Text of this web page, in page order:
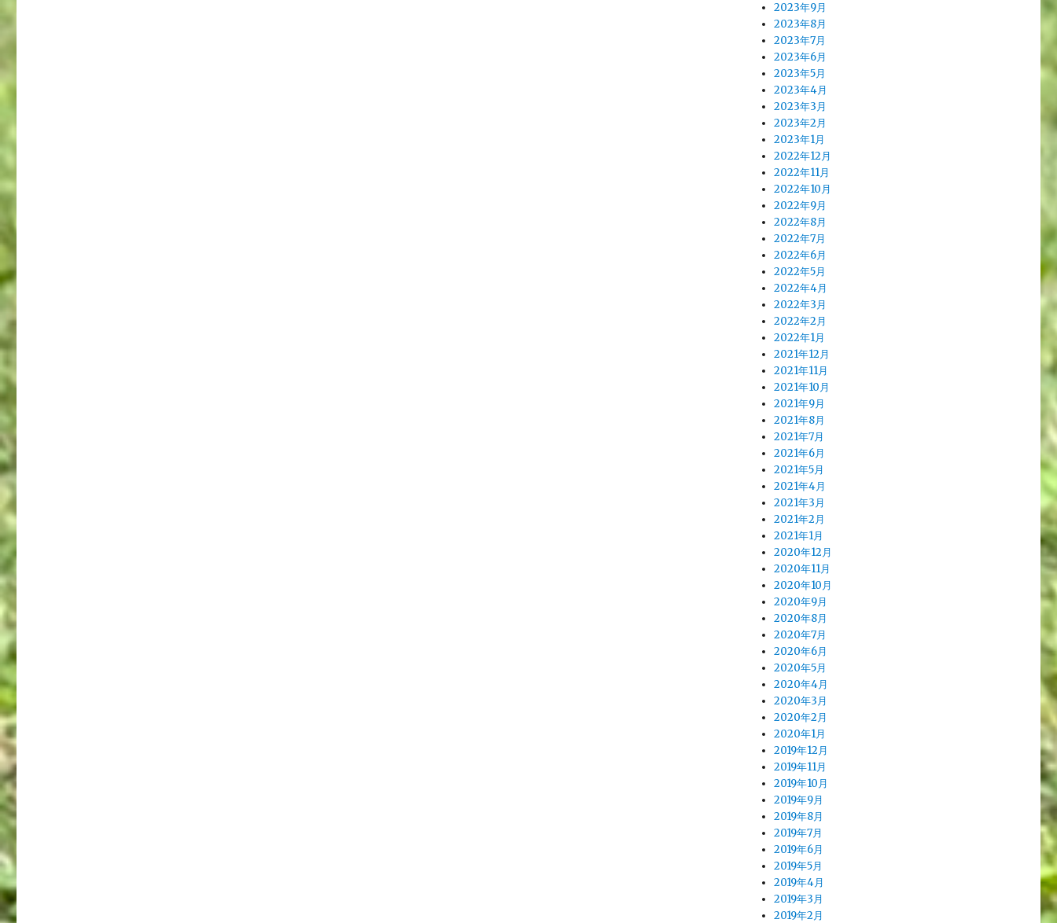
2023年9月
2023年8月
2023年7月
2023年6月
2023年5月
2023年4月
2023年3月
2023年2月
2023年1月
2022年12月
2022年11月
2022年10月
2022年9月
2022年8月
2022年7月
2022年6月
2022年5月
2022年4月
2022年3月
2022年2月
2022年1月
2021年12月
2021年11月
2021年10月
2021年9月
2021年8月
2021年7月
2021年6月
2021年5月
2021年4月
2021年3月
2021年2月
2021年1月
2020年12月
2020年11月
2020年10月
2020年9月
2020年8月
2020年7月
2020年6月
2020年5月
2020年4月
2020年3月
2020年2月
2020年1月
2019年12月
2019年11月
2019年10月
2019年9月
2019年8月
2019年7月
2019年6月
2019年5月
2019年4月
2019年3月
2019年2月